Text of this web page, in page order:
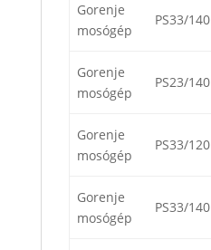
Gorenje
mosógép
PS33/140
Gorenje
mosógép
PS23/140
Gorenje
mosógép
PS33/120
Gorenje
mosógép
PS33/140